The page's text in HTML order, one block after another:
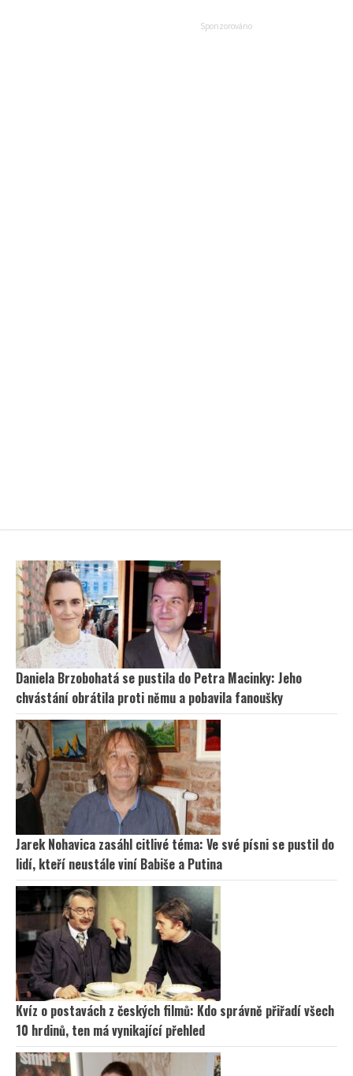
Daniela Brzobohatá se pustila do Petra Macinky: Jeho
chvástání obrátila proti němu a pobavila fanoušky
Jarek Nohavica zasáhl citlivé téma: Ve své písni se pustil do
lidí, kteří neustále viní Babiše a Putina
Kvíz o postavách z českých filmů: Kdo správně přiřadí všech
10 hrdinů, ten má vynikající přehled